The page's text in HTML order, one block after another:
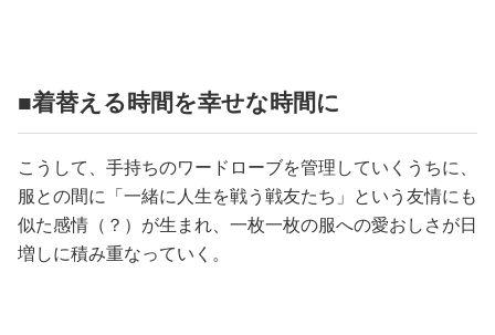
■着替える時間を幸せな時間に
こうして、手持ちのワードローブを管理していくうちに、
服との間に「一緒に人生を戦う戦友たち」という友情にも
似た感情（？）が生まれ、一枚一枚の服への愛おしさが日
増しに積み重なっていく。